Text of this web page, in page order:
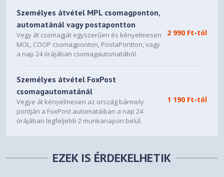
Személyes átvétel MPL csomagponton,
automatánál vagy postapontton
Vegy át csomagját egyszerűen és kényelmesen
MOL, COOP csomagponton, PostaPontton, vagy
a nap 24 órájában csomagautomatából.
2 990 Ft-tól
Személyes átvétel FoxPost
csomagautomatánál
Vegye át kényelmesen az ország bármely
pontján a FoxPost automatáiban a nap 24
órájában legfeljebb 2 munkanapon belül.
1 190 Ft-tól
EZEK IS ÉRDEKELHETIK